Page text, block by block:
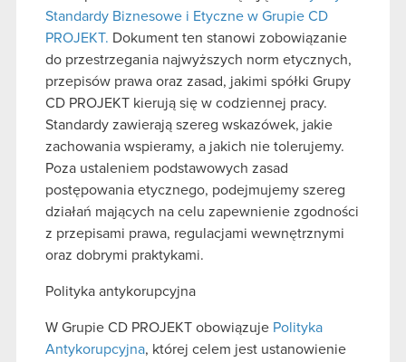
Standardy Biznesowe i Etyczne w Grupie CD
PROJEKT. Dokument ten stanowi zobowiązanie
do przestrzegania najwyższych norm etycznych,
przepisów prawa oraz zasad, jakimi spółki Grupy
CD PROJEKT kierują się w codziennej pracy.
Standardy zawierają szereg wskazówek, jakie
zachowania wspieramy, a jakich nie tolerujemy.
Poza ustaleniem podstawowych zasad
postępowania etycznego, podejmujemy szereg
działań mających na celu zapewnienie zgodności
z przepisami prawa, regulacjami wewnętrznymi
oraz dobrymi praktykami.
Polityka antykorupcyjna
W Grupie CD PROJEKT obowiązuje Polityka
Antykorupcyjna, której celem jest ustanowienie